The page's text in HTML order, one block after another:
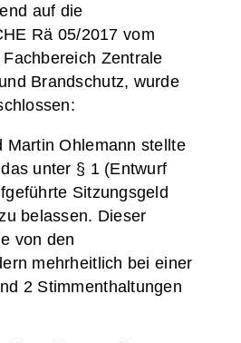
auf die
Rä 05/2017 vom
Zentrale
Brandschutz, wurde
Martin Ohlemann stellte
unter § 1 (Entwurf
Sitzungsgeld
belassen. Dieser
von den
mehrheitlich bei einer
2 Stimmenthaltungen